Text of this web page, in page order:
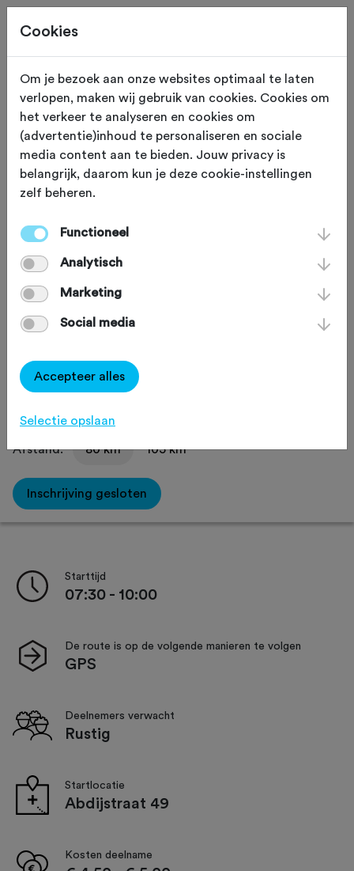
Deze tocht heeft reeds plaatsgevonden op 8-6-2025.
ZONDAG 8 JUN 2025
Berne Abdijbier
Kachelders Toer 2025
Racefiets
Delen
Afstand: 80 km 105 km
Inschrijving gesloten
Starttijd
07:30 - 10:00
De route is op de volgende manieren te volgen
GPS
Deelnemers verwacht
Rustig
Startlocatie
Abdijstraat 49
Kosten deelname
Cookies
Om je bezoek aan onze websites optimaal te laten
verlopen, maken wij gebruik van cookies. Cookies om
het verkeer te analyseren en cookies om
(advertentie)inhoud te personaliseren en sociale
media content aan te bieden. Jouw privacy is
belangrijk, daarom kun je deze cookie-instellingen
zelf beheren.
Functioneel
Analytisch
Marketing
Social media
Accepteer alles
Selectie opslaan